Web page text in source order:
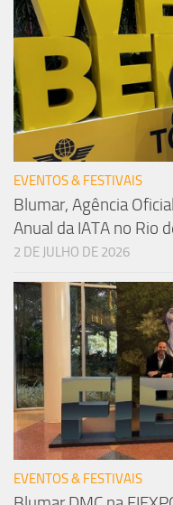
EVENTOS & FESTIVAIS
Blumar, Agência
Anual da IATA no Rio
2 DE JULHO DE 2026
EVENTOS & FESTIVAIS